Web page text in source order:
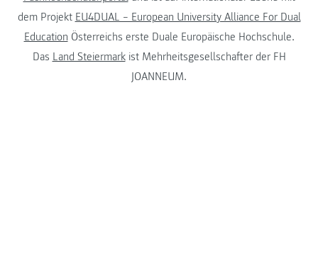
dem Projekt EU4DUAL – European University Alliance For Dual
Education Österreichs erste Duale Europäische Hochschule.
Das Land Steiermarkist Mehrheitsgesellschafter der FH
JOANNEUM.